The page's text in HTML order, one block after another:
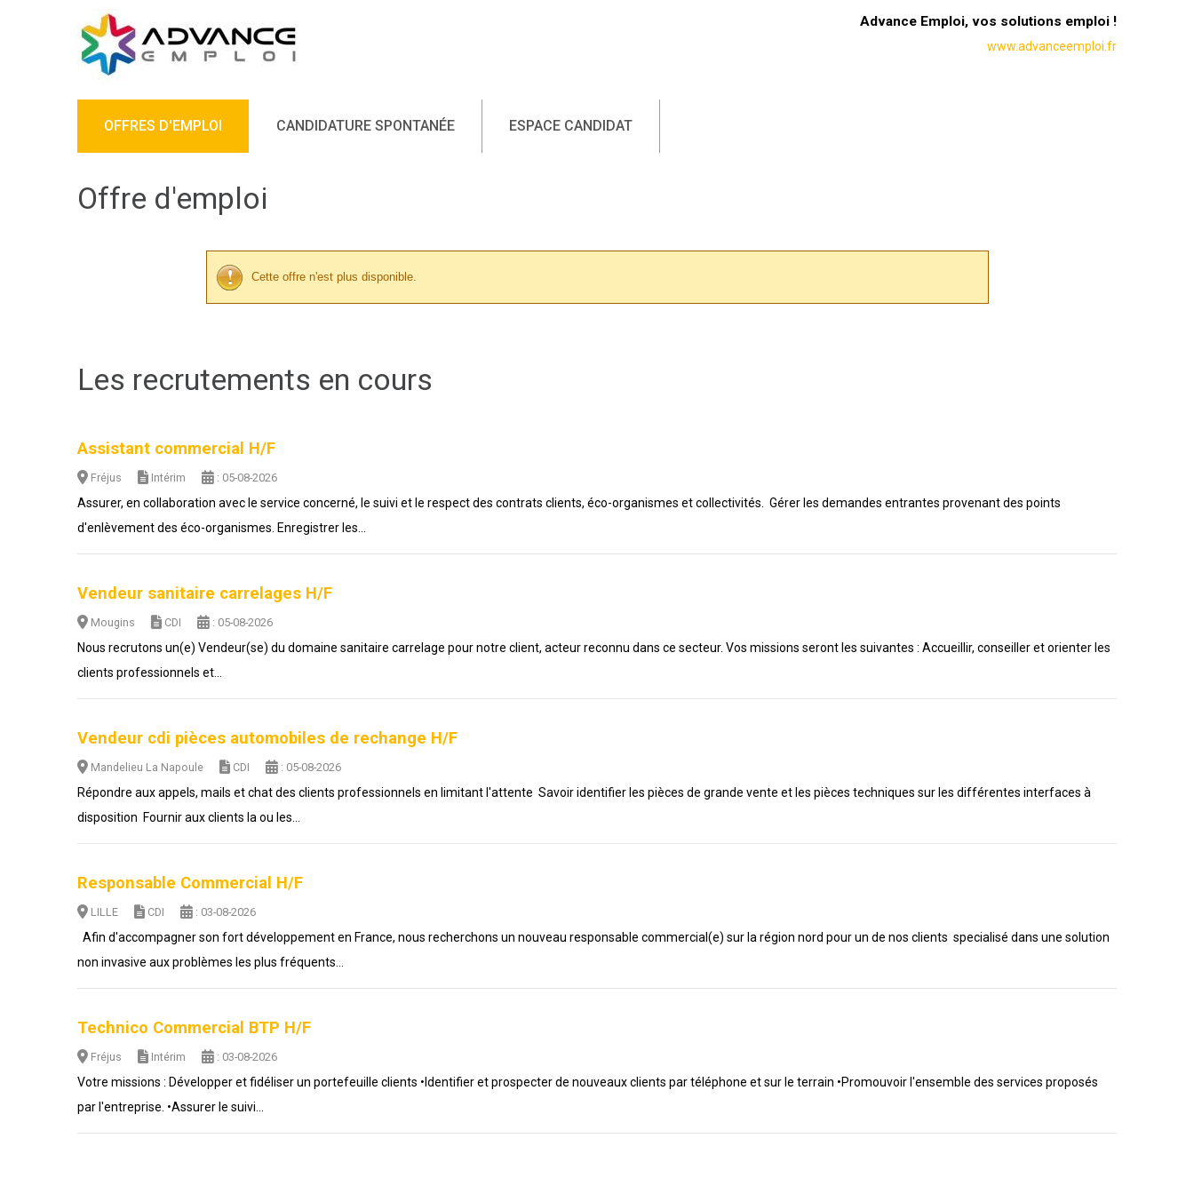
Advance Emploi, vos solutions emploi !
www.advanceemploi.fr
OFFRES D'EMPLOI CANDIDATURE SPONTANÉE ESPACE CANDIDAT
Offre d'emploi
Cette offre n'est plus disponible.
Les recrutements en cours
Assistant commercial H/F
Fréjus Intérim : 05-08-2026
Assurer, en collaboration avec le service concerné, le suivi et le respect des contrats clients, éco-organismes et collectivités. Gérer les demandes entrantes provenant des points
d'enlèvement des éco-organismes. Enregistrer les...
Vendeur sanitaire carrelages H/F
Mougins CDI : 05-08-2026
Nous recrutons un(e) Vendeur(se) du domaine sanitaire carrelage pour notre client, acteur reconnu dans ce secteur. Vos missions seront les suivantes : Accueillir, conseiller et orienter les
clients professionnels et...
Vendeur cdi pièces automobiles de rechange H/F
Mandelieu La Napoule CDI : 05-08-2026
Répondre aux appels, mails et chat des clients professionnels en limitant l'attente Savoir identifier les pièces de grande vente et les pièces techniques sur les différentes interfaces à
disposition Fournir aux clients la ou les...
Responsable Commercial H/F
LILLE CDI : 03-08-2026
Afin d'accompagner son fort développement en France, nous recherchons un nouveau responsable commercial(e) sur la région nord pour un de nos clients specialisé dans une solution
non invasive aux problèmes les plus fréquents...
Technico Commercial BTP H/F
Fréjus Intérim : 03-08-2026
Votre missions : Développer et fidéliser un portefeuille clients •Identifier et prospecter de nouveaux clients par téléphone et sur le terrain •Promouvoir l'ensemble des services proposés
par l'entreprise. •Assurer le suivi...